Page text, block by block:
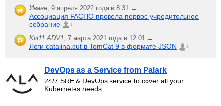
Иванн, 9 апреля 2022 года в 8:31 →
Ассоциация РАСПО провела первое учредительное
собрание
1
Kiri11.ADV1, 7 марта 2021 года в 12:01 →
Логи catalina.out в TomCat 9 в формате JSON 1
DevOps as a Service from Palark
24/7 SRE & DevOps service to cover all your
Kubernetes needs.